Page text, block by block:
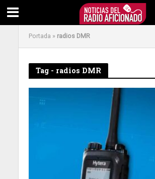
Portada » radios DMR
Tag - radios DMR